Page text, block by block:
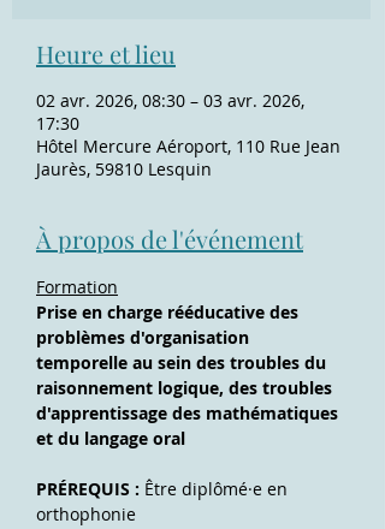
Heure et lieu
02 avr. 2026, 08:30 – 03 avr. 2026,
17:30
Hôtel Mercure Aéroport, 110 Rue Jean
Jaurès, 59810 Lesquin
À propos de l'événement
Formation
Prise en charge rééducative des
problèmes d'organisation
temporelle au sein des troubles du
raisonnement logique, des troubles
d'apprentissage des mathématiques
et du langage oral
PRÉREQUIS : Être diplômé·e en
orthophonie